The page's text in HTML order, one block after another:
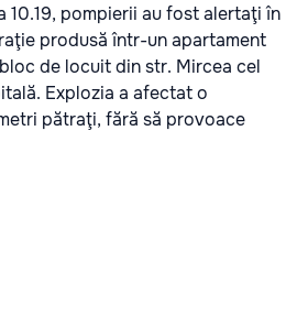
10.19, pompierii au fost alertaţi în
produsă într-un apartament
de locuit din str. Mircea cel
Explozia a afectat o
pătraţi, fără să provoace